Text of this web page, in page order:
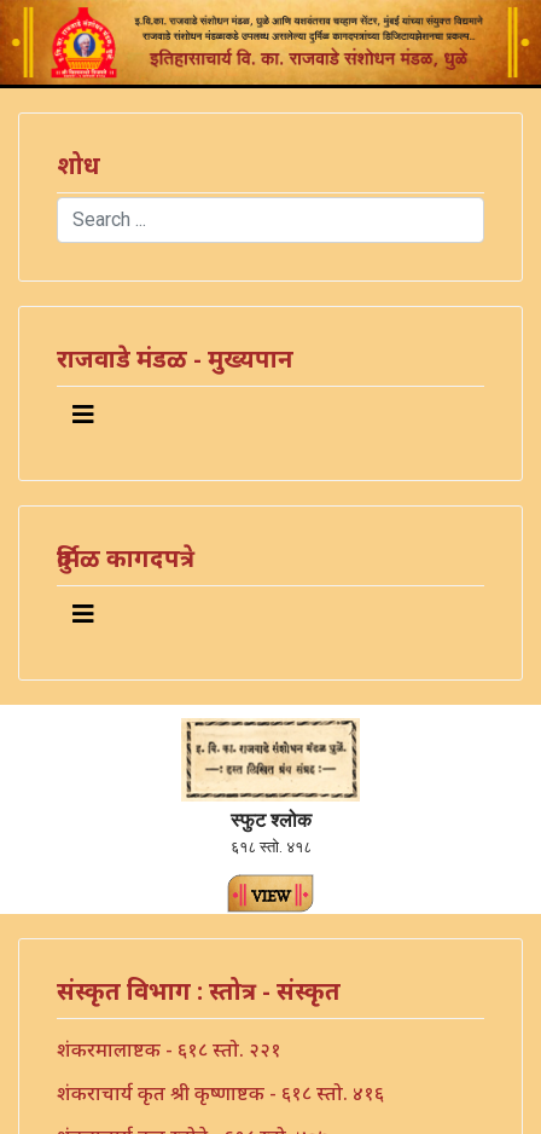
शोध
Search
राजवाडे मंडळ - मुख्यपान
दुर्मिळ कागदपत्रे
स्फुट श्लोक
६१८ स्तो. ४१८
संस्कृत विभाग : स्तोत्र - संस्कृत
शंकरमालाष्टक - ६१८ स्तो. २२१
शंकराचार्य कृत श्री कृष्णाष्टक - ६१८ स्तो. ४१६